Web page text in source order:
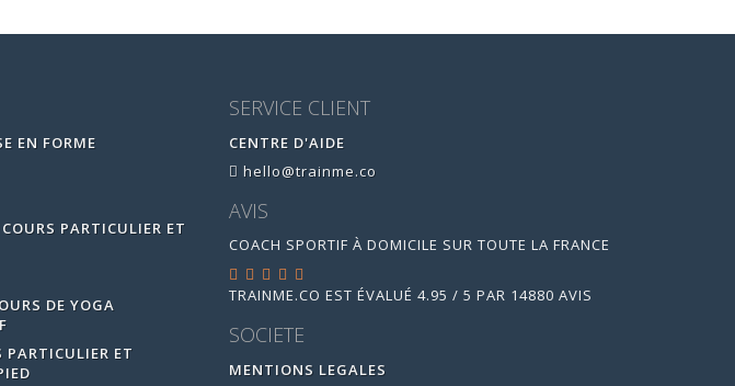
EN FORME
PARTICULIER ET
DE YOGA
PARTICULIER ET
SERVICE CLIENT
CENTRE D'AIDE
hello@trainme.co
AVIS
COACH SPORTIF À DOMICILE SUR TOUTE LA FRANCE
TRAINME.CO EST ÉVALUÉ 4.95 / 5 PAR 14880 AVIS
SOCIETE
MENTIONS LEGALES